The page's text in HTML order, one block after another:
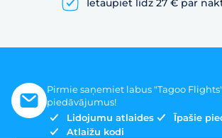
Ietaupiet līdz 27 € par
Pirmie saņemiet labus "Tagoo
piedāvājumus!
Lidojumu atlaides
Īpašie
Atlaižu kodi